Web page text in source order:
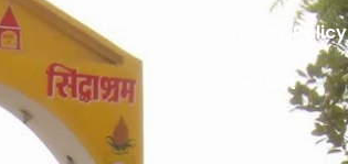
Privacy Policy
Contact